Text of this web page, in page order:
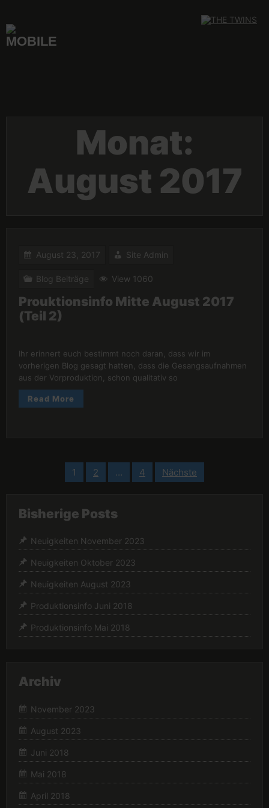
content
Monat:
August 2017
August 23, 2017 Site Admin
Blog Beiträge View 1060
Prouktionsinfo Mitte August 2017
(Teil 2)
Ihr erinnert euch bestimmt noch daran, dass wir im
vorherigen Blog gesagt hatten, dass die Gesangsaufnahmen
aus der Vorproduktion, schon qualitativ so
Read More
Seitennummerierung
1 2 … 4 Nächste
Bisherige Posts
Neuigkeiten November 2023
Neuigkeiten Oktober 2023
Neuigkeiten August 2023
Produktionsinfo Juni 2018
Produktionsinfo Mai 2018
Archiv
November 2023
August 2023
Juni 2018
Mai 2018
April 2018